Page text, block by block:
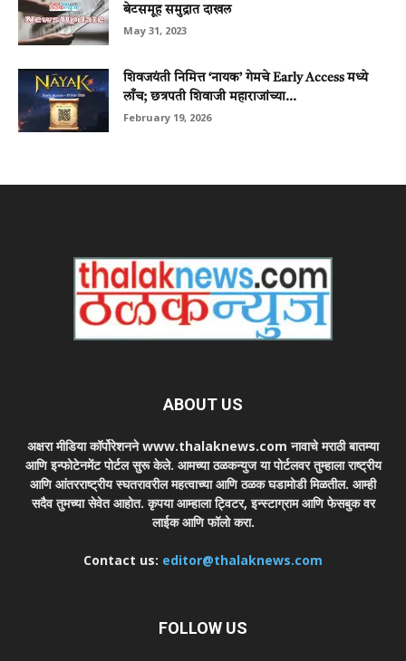
बेटसमूह समुद्रात दाखल
May 31, 2023
शिवजयंती निमित्त ‘नायक’ गेमचे Early Access मध्ये
लाँच; छत्रपती शिवाजी महाराजांच्या...
February 19, 2026
ABOUT US
अक्षरा मीडिया कॉर्पोरेशनने www.thalaknews.com नावाचे मराठी बातम्या
आणि इन्फोटेनमेंट पोर्टल सुरू केले. आमच्या ठळकन्युज या पोर्टलवर तुम्हाला राष्ट्रीय
आणि आंतरराष्ट्रीय स्घतरावरील महत्वाच्या आणि ठळक घडामोडी मिळतील. आम्ही
सदैव तुमच्या सेवेत आहोत. कृपया आम्हाला ट्विटर, इन्स्टाग्राम आणि फेसबुक वर
लाईक आणि फॉलो करा.
Contact us: editor@thalaknews.com
FOLLOW US